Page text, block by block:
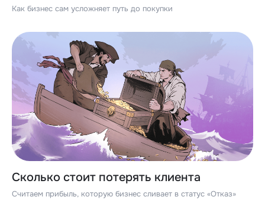
Как бизнес сам усложняет путь до покупки
Сколько стоит потерять клиента
Считаем прибыль, которую бизнес сливает в статус «Отказ»